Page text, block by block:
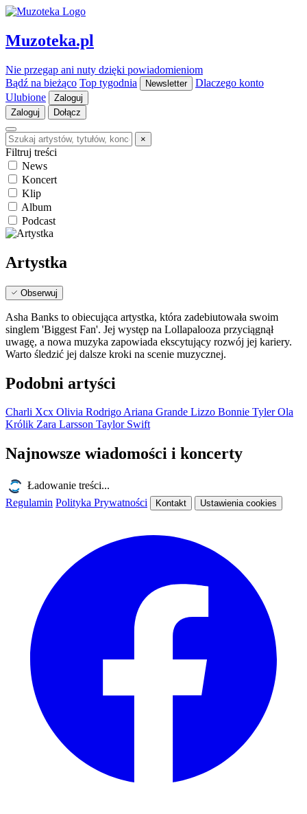
Muzoteka.pl
Nie przegap ani nuty dzięki powiadomieniom
Bądź na bieżąco Top tygodnia Newsletter
Dlaczego konto
Ulubione
Zaloguj
Zaloguj
Dołącz
×
Filtruj treści
News
Koncert
Klip
Album
Podcast
Artystka
Obserwuj
Asha Banks to obiecująca artystka, która zadebiutowała swoim
singlem 'Biggest Fan'. Jej występ na Lollapalooza przyciągnął
uwagę, a nowa muzyka zapowiada ekscytujący rozwój jej kariery.
Warto śledzić jej dalsze kroki na scenie muzycznej.
Podobni artyści
Charli Xcx Olivia RodrigoAriana Grande Lizzo Bonnie TylerOla
Królik Zara Larsson Taylor Swift
Najnowsze wiadomości i koncerty
Ładowanie treści...
Regulamin Polityka Prywatności Kontakt Ustawienia cookies